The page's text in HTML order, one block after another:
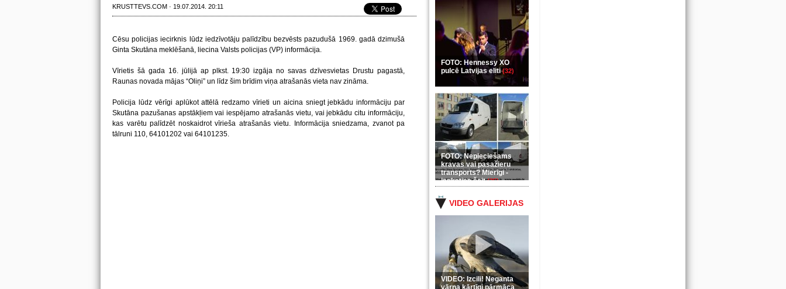
FOTO: Hennessy XO
pulcē Latvijas eliti(32)
FOTO: Nepieciešams
kravas vai pasažieru
transports? Mierīgi -
ieskaties šeit(35)
VIDEO GALERIJAS
VIDEO: Izcili! Neganta
vārna kārtīgi pārmāca
KRUSTTEVS.COM · 19.07.2014. 20:11
Cēsu policijas iecirknis lūdz iedzīvotāju palīdzību bezvēsts pazudušā 1969. gadā dzimušā
Ginta Skutāna meklēšanā, liecina Valsts policijas (VP) informācija.
Vīrietis šā gada 16. jūlijā ap plkst. 19:30 izgāja no savas dzīvesvietas Drustu pagastā,
Raunas novada mājas “Oliņi” un līdz šim brīdim viņa atrašanās vieta nav zināma.
Policija lūdz vērīgi aplūkot attēlā redzamo vīrieti un aicina sniegt jebkādu informāciju par
Skutāna pazušanas apstākļiem vai iespējamo atrašanās vietu, vai jebkādu citu informāciju,
kas varētu palīdzēt noskaidrot vīrieša atrašanās vietu. Informācija sniedzama, zvanot pa
tālruni 110, 64101202 vai 64101235.